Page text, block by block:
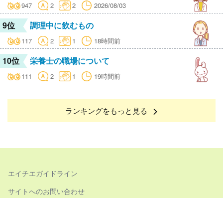
947 2 2 2026/08/03
9位 調理中に飲むもの
117 2 1 18時間前
10位 栄養士の職場について
111 2 1 19時間前
ランキングをもっと見る
エイチエガイドライン
サイトへのお問い合わせ